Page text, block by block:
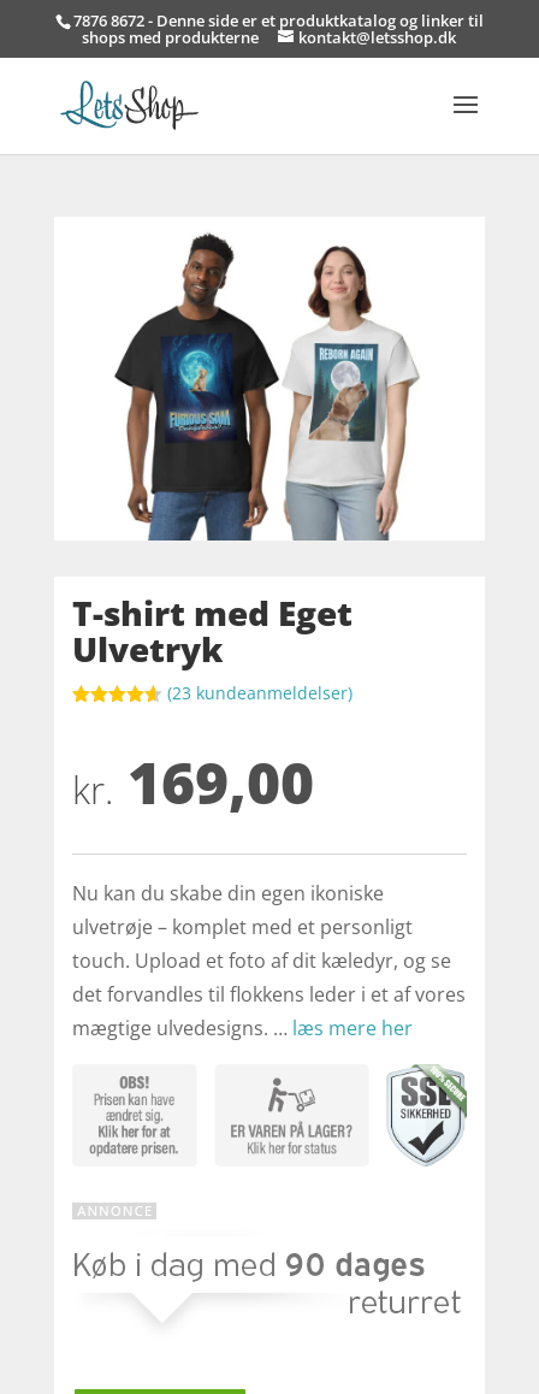
7876 8672 - Denne side er et produktkatalog og linker til
shops med produkterne kontakt@letsshop.dk
T-shirt med Eget
Ulvetryk
baseret på
kundebedø
mmelser
(23 kundeanmeldelser)
kr. 169,00
Nu kan du skabe din egen ikoniske
ulvetrøje – komplet med et personligt
touch. Upload et foto af dit kæledyr, og se
det forvandles til flokkens leder i et af vores
mægtige ulvedesigns. … læs mere her